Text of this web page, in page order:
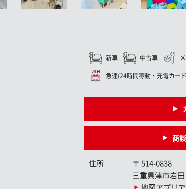
新車 中古車
急速(24時間稼動・充電カー
商
住所 〒514-0838
三重県津市岩
地図アプリ